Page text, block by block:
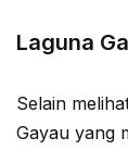
Laguna
Selain
Gayau yang